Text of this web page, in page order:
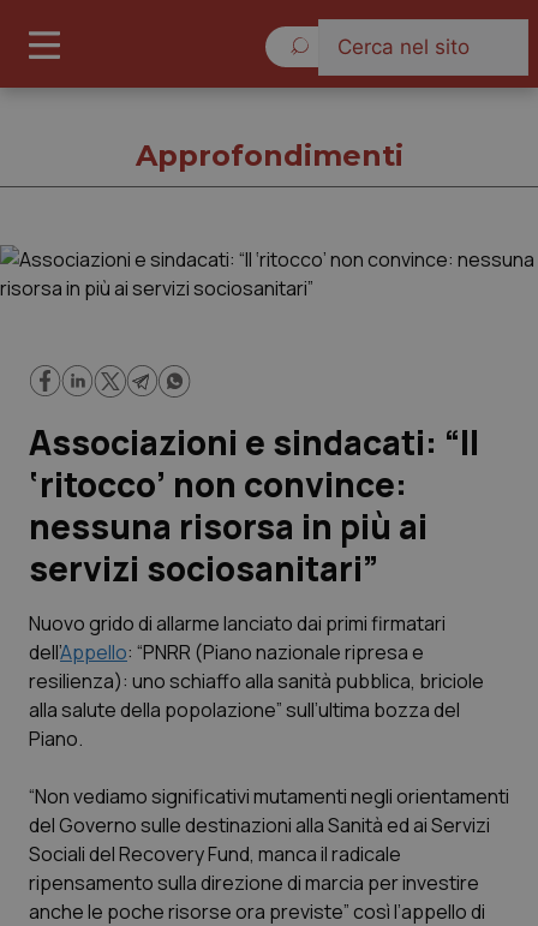
Governo e Parlamento
Regioni e Asl
Lavoro e Professioni
Studi e Analisi
Lettere al direttore
Edizioni Regionali
QS Pro
Professionisti Sanitari.AI
Approfondimenti
Associazioni e sindacati: “Il
‘ritocco’ non convince:
nessuna risorsa in più ai
servizi sociosanitari”
Nuovo grido di allarme lanciato dai primi firmatari
dell’Appello: “PNRR (Piano nazionale ripresa e
resilienza): uno schiaffo alla sanità pubblica, briciole
alla salute della popolazione” sull’ultima bozza del
Piano.
“Non vediamo significativi mutamenti negli orientamenti
del Governo sulle destinazioni alla Sanità ed ai Servizi
Sociali del Recovery Fund, manca il radicale
ripensamento sulla direzione di marcia per investire
anche le poche risorse ora previste” così l’appello di